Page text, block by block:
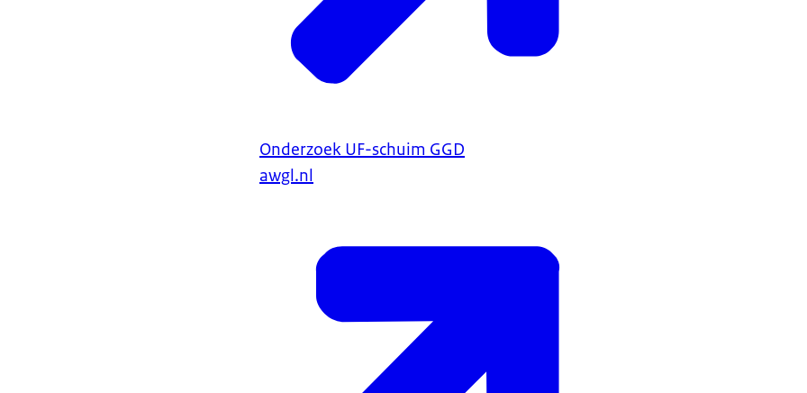
Onderzoek UF-schuim GGD
awgl.nl